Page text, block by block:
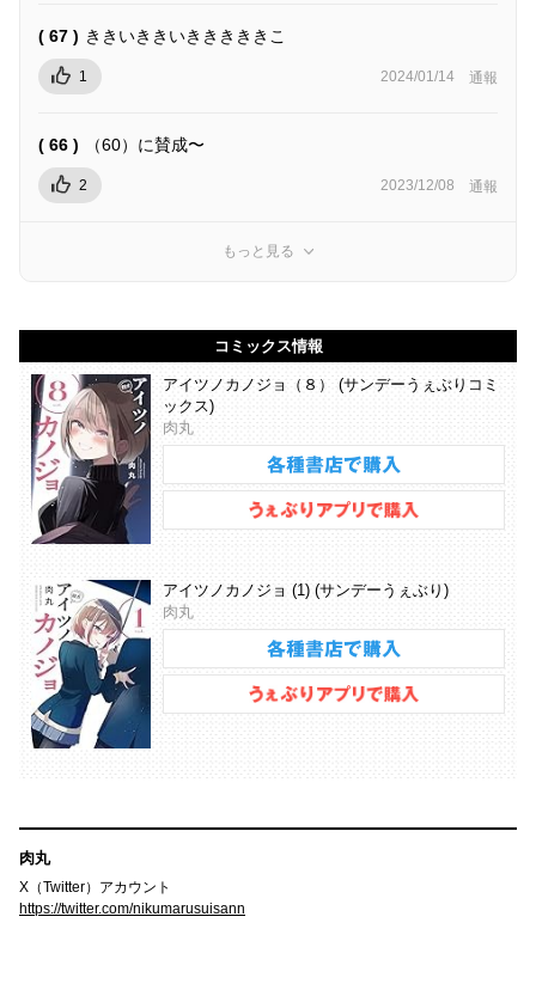
( 67 ) ききいききいきききききこ
1 2024/01/14 通報
( 66 ) （60）に賛成〜
2 2023/12/08 通報
もっと見る
コミックス情報
アイツノカノジョ（８） (サンデーうぇぶりコミ
ックス)
肉丸
アイツノカノジョ (1) (サンデーうぇぶり)
肉丸
肉丸
X（Twitter）アカウント
https://twitter.com/nikumarusuisann